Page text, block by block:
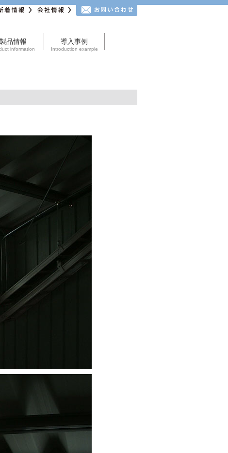
製品情報
information
導入事例
Introduction example